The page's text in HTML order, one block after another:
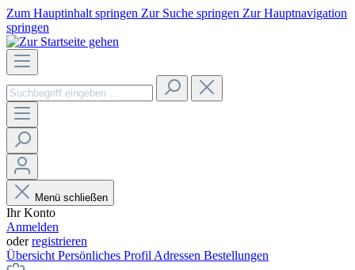
Zum Hauptinhalt springen Zur Suche springen Zur Hauptnavigation
springen
Menü schließen
Ihr Konto
Anmelden
oderregistrieren
Übersicht Persönliches Profil Adressen Bestellungen